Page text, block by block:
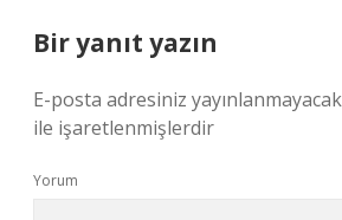
Bir yanıt yazın
E-posta adresiniz
ile işaretlenmişlerdir
Yorum